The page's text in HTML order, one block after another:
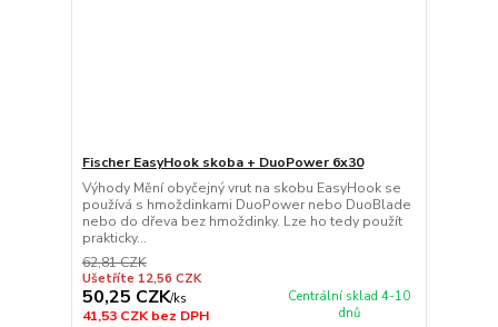
Fischer EasyHook skoba + DuoPower 6x30
Výhody Mění obyčejný vrut na skobu EasyHook se
používá s hmoždinkami DuoPower nebo DuoBlade
nebo do dřeva bez hmoždinky. Lze ho tedy použít
prakticky...
62,81 CZK
Ušetříte 12,56 CZK
50,25 CZK/ks
41,53 CZKbez DPH
Centrální sklad 4-10
dnů